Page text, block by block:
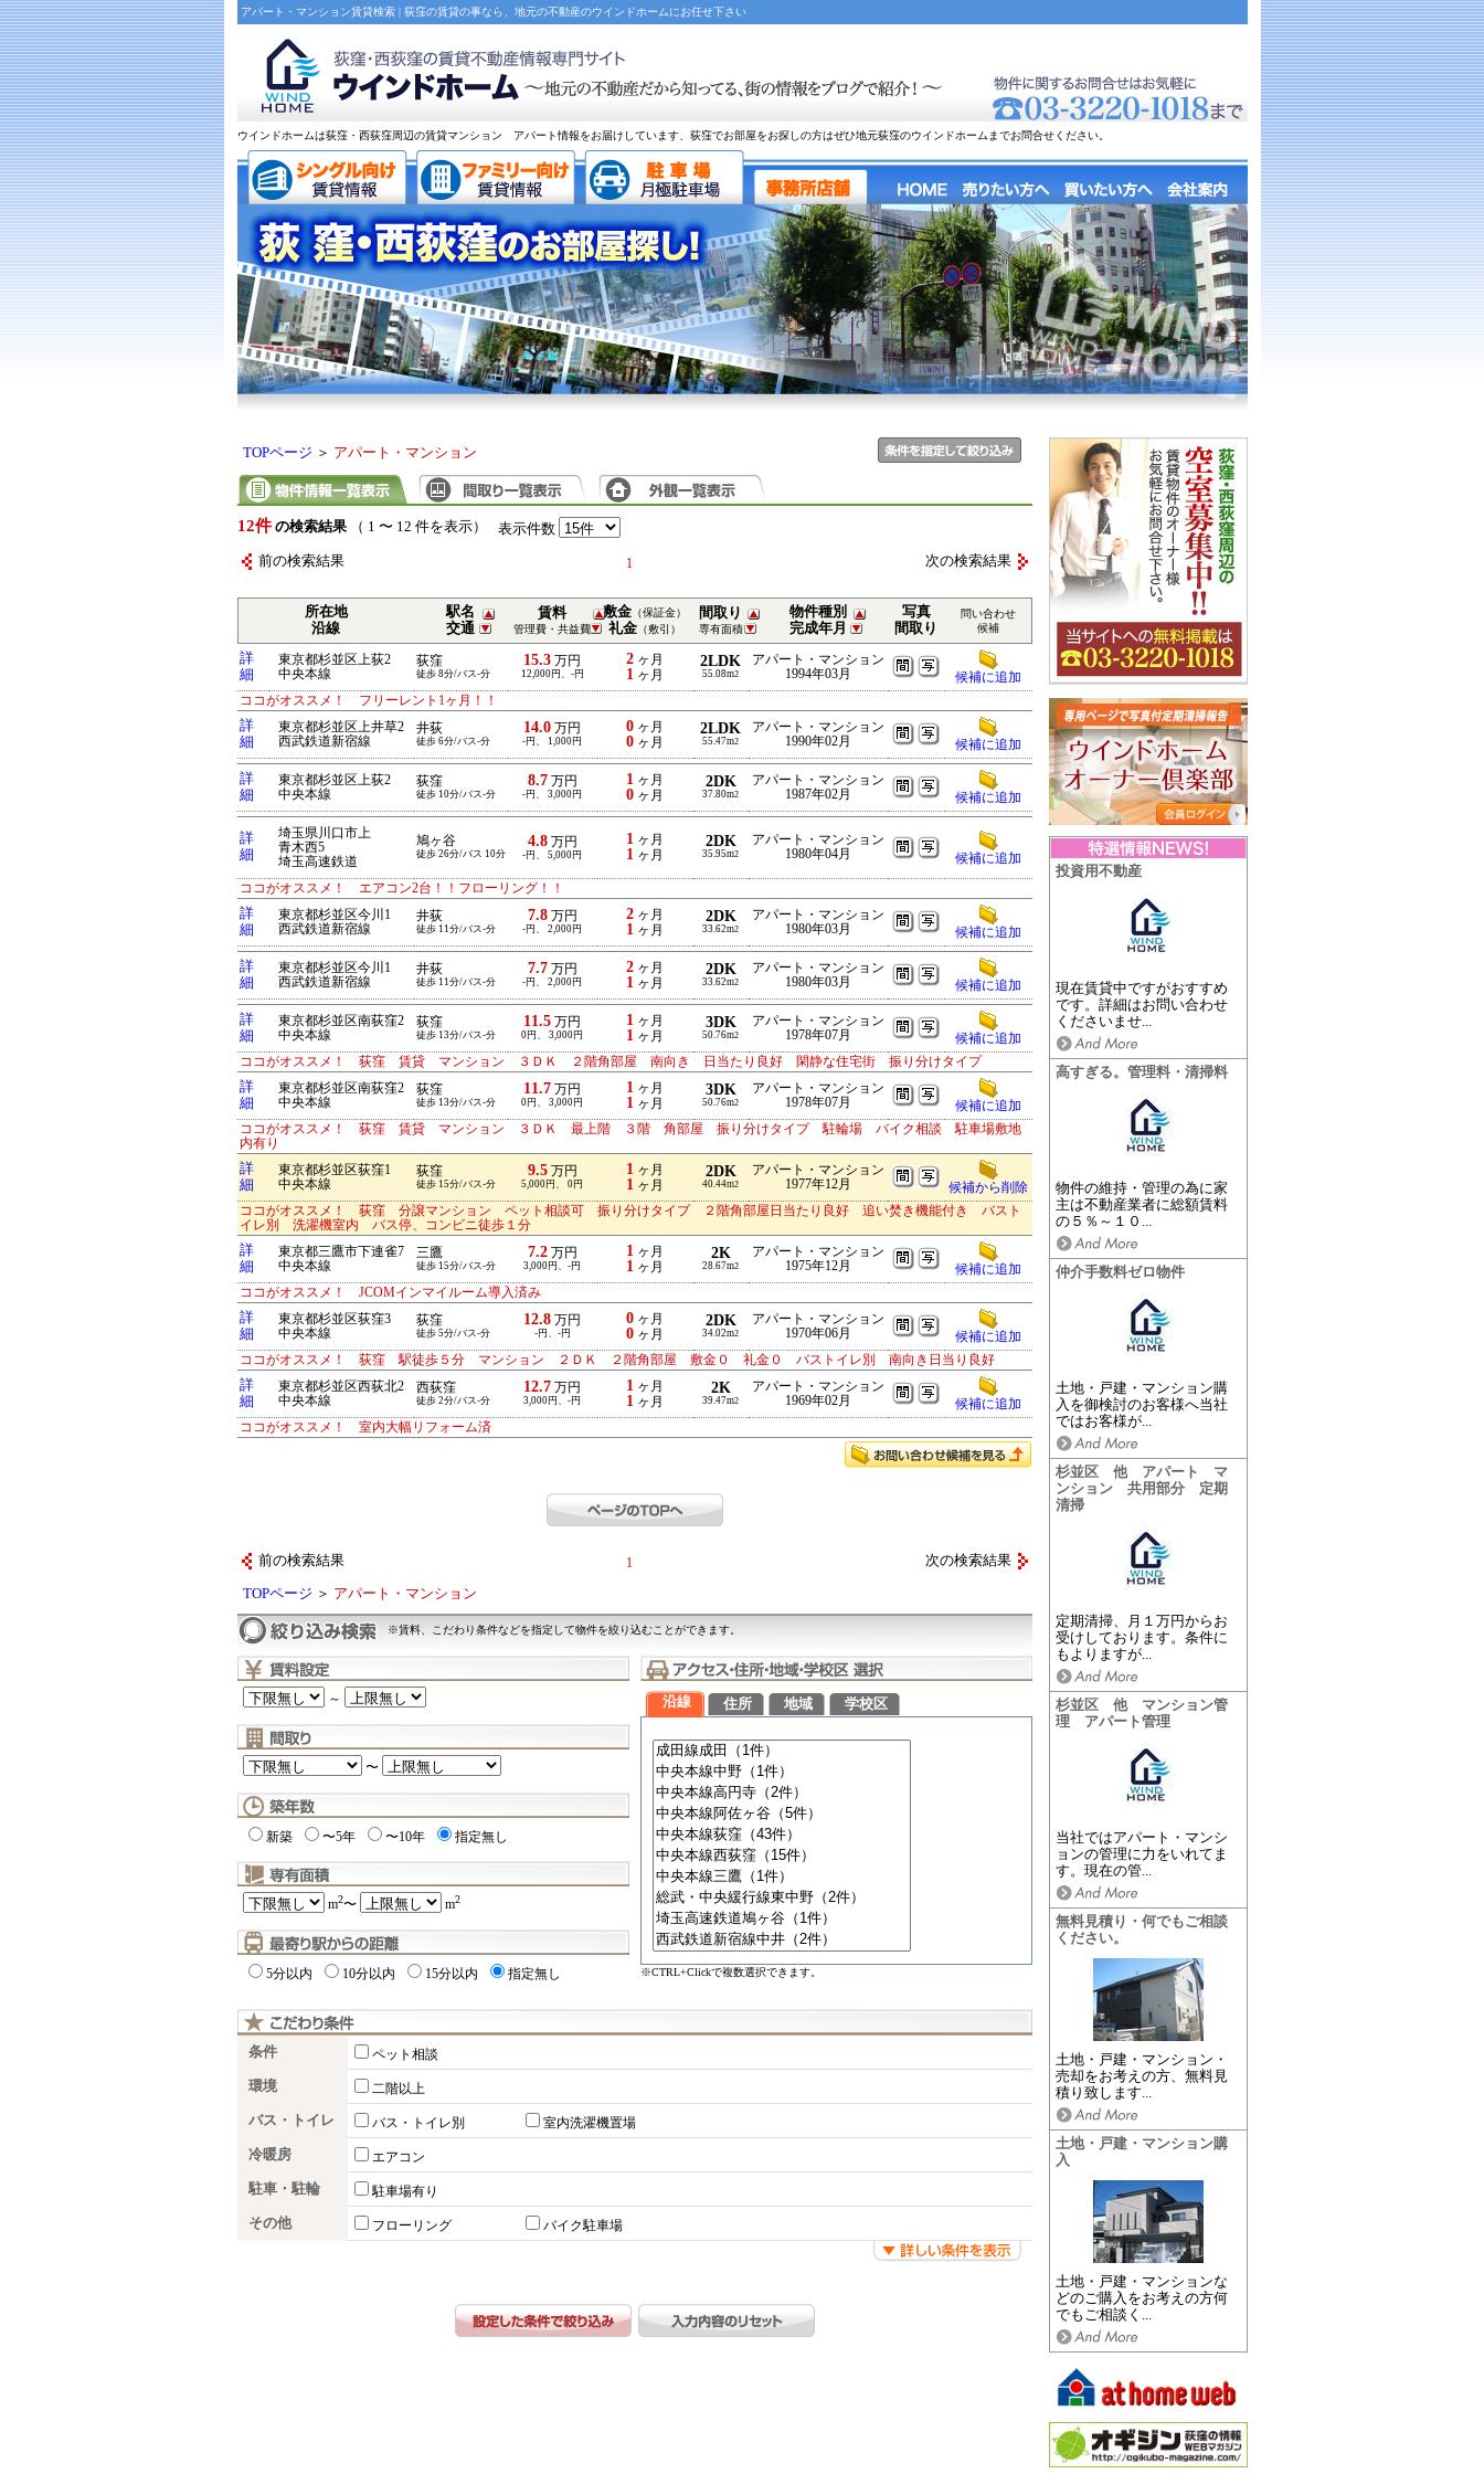
アパート・マンション賃貸検索 | 荻窪の賃貸の事なら、地元の不動産のウインドホームにお任せ下さい
ウインドホームは荻窪・西荻窪周辺の賃貸マンション アパート情報をお届けしています、荻窪でお部屋をお探しの方はぜひ地元荻窪のウインドホームまでお問合せください。
投資用不動産
現在賃貸中ですがおすすめ
です。詳細はお問い合わせ
くださいませ...
高すぎる。管理料・清掃料
物件の維持・管理の為に家
主は不動産業者に総額賃料
の５％～１０...
仲介手数料ゼロ物件
土地・戸建・マンション購
入を御検討のお客様へ当社
ではお客様が...
杉並区 他 アパート マ
ンション 共用部分 定期
清掃
定期清掃、月１万円からお
受けしております。条件に
もよりますが...
杉並区 他 マンション管
理 アパート管理
当社ではアパート・マンシ
ョンの管理に力をいれてま
す。現在の管...
無料見積り・何でもご相談
ください。
土地・戸建・マンション・
売却をお考えの方、無料見
積り致します...
土地・戸建・マンション購
入
土地・戸建・マンションな
どのご購入をお考えの方何
でもご相談く...
TOPページ ＞ アパート・マンション
12件 の検索結果（ 1 〜 12 件を表示） 表示件数
前の検索結果 1 次の検索結果
所在地
沿線
駅名
交通
賃料
管理費・共益費
敷金 （保証金）
礼金 （敷引）
間取り
専有面積
物件種別
完成年月
写真
間取り
問い合わせ
候補
詳
細
東京都杉並区上荻2
中央本線
荻窪
徒歩 8分/バス-分
15.3 万円
12,000円、-円
2 ヶ月
1 ヶ月
2LDK
55.08m2
アパート・マンション
1994年03月
候補に追加
ココがオススメ！ フリーレント1ヶ月！！
詳
細
東京都杉並区上井草2
西武鉄道新宿線
井荻
徒歩 6分/バス-分
14.0 万円
-円、 1,000円
0 ヶ月
0 ヶ月
2LDK
55.47m2
アパート・マンション
1990年02月
候補に追加
詳
細
東京都杉並区上荻2
中央本線
荻窪
徒歩 10分/バス-分
8.7万円
-円、 3,000円
1 ヶ月
0 ヶ月
2DK
37.80m2
アパート・マンション
1987年02月
候補に追加
詳
細
埼玉県川口市上
青木西5
埼玉高速鉄道
鳩ヶ谷
徒歩 26分/バス 10分
4.8万円
-円、 5,000円
1 ヶ月
1 ヶ月
2DK
35.95m2
アパート・マンション
1980年04月
候補に追加
ココがオススメ！ エアコン2台！！フローリング！！
詳
細
東京都杉並区今川1
西武鉄道新宿線
井荻
徒歩 11分/バス-分
7.8万円
-円、 2,000円
2 ヶ月
1 ヶ月
2DK
33.62m2
アパート・マンション
1980年03月
候補に追加
詳
細
東京都杉並区今川1
西武鉄道新宿線
井荻
徒歩 11分/バス-分
7.7万円
-円、 2,000円
2 ヶ月
1 ヶ月
2DK
33.62m2
アパート・マンション
1980年03月
候補に追加
詳
細
東京都杉並区南荻窪2
中央本線
荻窪
徒歩 13分/バス-分
11.5 万円
0円、 3,000円
1 ヶ月
1 ヶ月
3DK
50.76m2
アパート・マンション
1978年07月
候補に追加
ココがオススメ！ 荻窪 賃貸 マンション ３ＤＫ ２階角部屋 南向き 日当たり良好 閑静な住宅街 振り分けタイプ
詳
細
東京都杉並区南荻窪2
中央本線
荻窪
徒歩 13分/バス-分
11.7 万円
0円、 3,000円
1 ヶ月
1 ヶ月
3DK
50.76m2
アパート・マンション
1978年07月
候補に追加
ココがオススメ！ 荻窪 賃貸 マンション ３ＤＫ 最上階 ３階 角部屋 振り分けタイプ 駐輪場 バイク相談 駐車場敷地
内有り
詳
細
東京都杉並区荻窪1
中央本線
荻窪
徒歩 15分/バス-分
9.5万円
5,000円、 0円
1 ヶ月
1 ヶ月
2DK
40.44m2
アパート・マンション
1977年12月
候補から削除
ココがオススメ！ 荻窪 分譲マンション ペット相談可 振り分けタイプ ２階角部屋日当たり良好 追い焚き機能付き バスト
イレ別 洗濯機室内 バス停、コンビニ徒歩１分
詳
細
東京都三鷹市下連雀7
中央本線
三鷹
徒歩 15分/バス-分
7.2万円
3,000円、-円
1 ヶ月
1 ヶ月
2K
28.67m2
アパート・マンション
1975年12月
候補に追加
ココがオススメ！ JCOMインマイルーム導入済み
詳
細
東京都杉並区荻窪3
中央本線
荻窪
徒歩 5分/バス-分
12.8 万円
-円、-円
0 ヶ月
0 ヶ月
2DK
34.02m2
アパート・マンション
1970年06月
候補に追加
ココがオススメ！ 荻窪 駅徒歩５分 マンション ２ＤＫ ２階角部屋 敷金０ 礼金０ バストイレ別 南向き日当り良好
詳
細
東京都杉並区西荻北2
中央本線
西荻窪
徒歩 2分/バス-分
12.7 万円
3,000円、-円
1 ヶ月
1 ヶ月
2K
39.47m2
アパート・マンション
1969年02月
候補に追加
ココがオススメ！ 室内大幅リフォーム済
前の検索結果 1 次の検索結果
TOPページ ＞ アパート・マンション
※賃料、こだわり条件などを指定して物件を絞り込むことができます。
～
〜
新築 〜5年 〜10年 指定無し
m2〜 m2
5分以内 10分以内 15分以内 指定無し
沿線 住所 地域 学校区
※CTRL+Clickで複数選択できます。
条件 ペット相談
環境 二階以上
バス・トイレ バス・トイレ別 室内洗濯機置場
冷暖房 エアコン
駐車・駐輪 駐車場有り
その他 フローリング バイク駐車場